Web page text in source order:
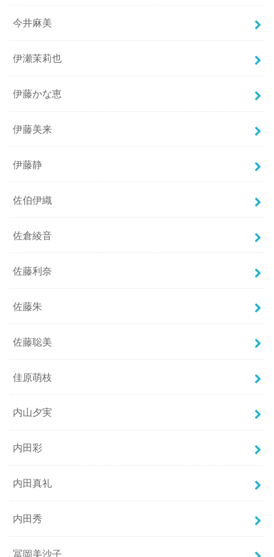
今井麻美
伊瀬茉莉也
伊藤かな恵
伊藤美来
伊藤静
佐伯伊織
佐倉綾音
佐藤利奈
佐藤朱
佐藤聡美
佳原萌枝
内山夕実
内田彩
内田真礼
内田秀
冨岡美沙子